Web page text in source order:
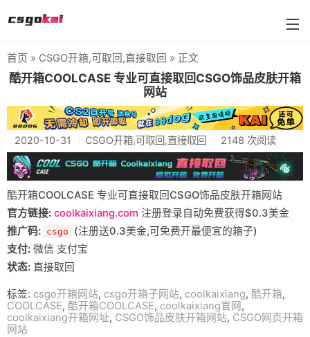
farmskins
88dog
flamecases
88hash-jp
首页 » CSGO开箱,可取回,直接取回 » 正文
酷开箱COOLCASE 专业可直接取回CSGO饰品皮肤开箱
网站
2020-10-31 CSGO开箱,可取回,直接取回 2148 次阅读
酷开箱COOLCASE 专业可直接取回CSGO饰品皮肤开箱网站
官方链接: coolkaixiang.com 注册登录自动免费获得$0.3美金
推广码: csgo
(注册送0.3美金,可免费开最便宜的箱子)
支付: 微信 支付宝
状态: 直接取回
标签: csgo开箱网站, csgo开箱子网站, coolkaixiang, 酷开箱,
COOLCASE, 酷开箱COOLCASE, coolkaixiang官网,
coolkaixiang开箱网址, CSGO饰品皮肤开箱网站, CSGO网页开箱
网站